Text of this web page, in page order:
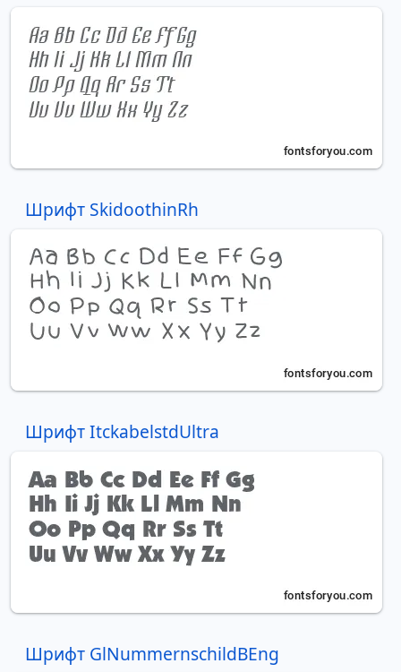
Шрифт SkidoothinRh
Шрифт ItckabelstdUltra
Шрифт GlNummernschildBEng